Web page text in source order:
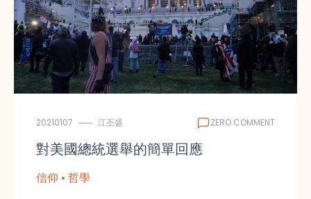
20210107 江丕盛 ZERO COMMENT
對美國總統選舉的簡單回應
信仰 • 哲學